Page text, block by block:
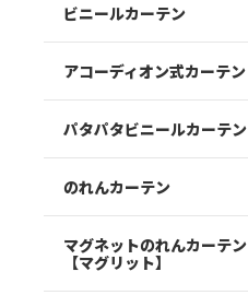
ビニールカーテン
アコーディオン式カーテン
パタパタビニールカーテン
のれんカーテン
マグネットのれんカーテン
【マグリット】